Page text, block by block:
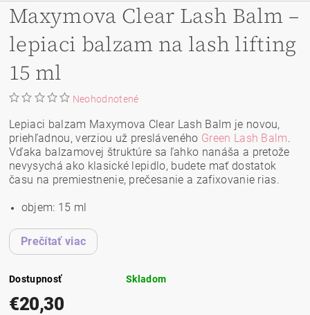
Maxymova Clear Lash Balm –
lepiaci balzam na lash lifting
15 ml
Neohodnotené
Lepiaci balzam Maxymova Clear Lash Balm je novou,
priehľadnou, verziou už presláveného Green Lash Balm.
Vďaka balzamovej štruktúre sa ľahko nanáša a pretože
nevysychá ako klasické lepidlo, budete mať dostatok
času na premiestnenie, prečesanie a zafixovanie rias.
objem: 15 ml
Prečítať viac
Dostupnosť Skladom
€20,30